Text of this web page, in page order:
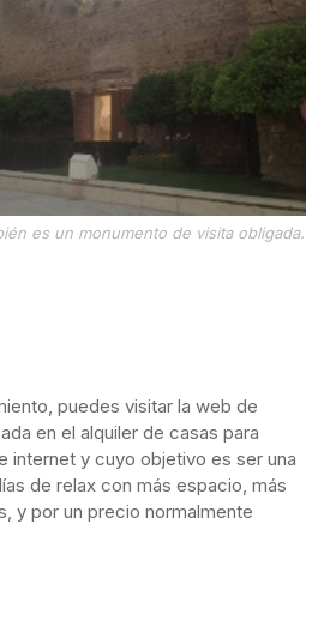
es un monumento de visita obligada.
puedes visitar la web de
en el alquiler de casas para
internet y cuyo objetivo es ser una
de relax con más espacio, más
y por un precio normalmente